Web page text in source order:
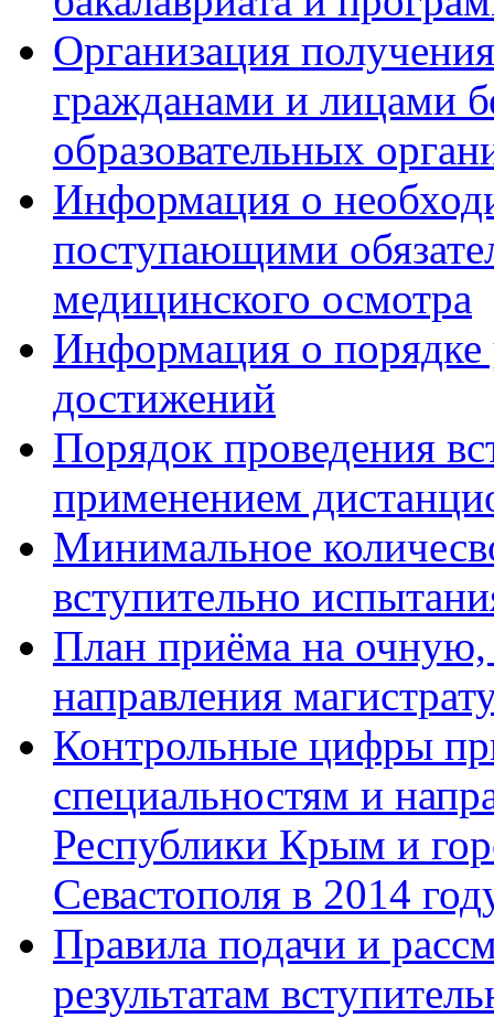
Организация
гражданами и лицами
образовательных
Информация о
поступающими
медицинского осмотра
Информация о порядке
достижений
Порядок проведения
применением
Минимальное
вступительно
План приёма на
направления
Контрольные цифры
специальностям и
Республики Крым и
Севастополя в 2014
Правила подачи и
результатам